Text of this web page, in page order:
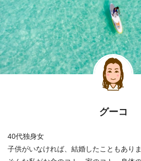
グーコ
40代独身女
子供がいなければ、結婚したこともありま